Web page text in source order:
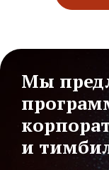
Мы
и